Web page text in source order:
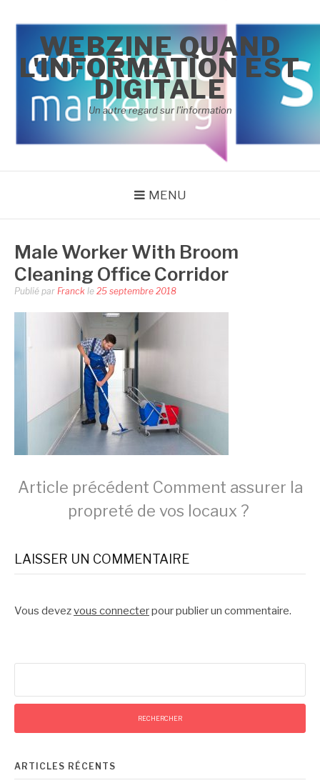
WEBZINE QUAND
L'INFORMATION EST
DIGITALE
Un autre regard sur l'information
MENU
Male Worker With Broom
Cleaning Office Corridor
Publié par Franck le 25 septembre 2018
Lire
la
suite
Article précédent Comment assurer la
propreté de vos locaux ?
LAISSER UN COMMENTAIRE
Vous devezvous connecterpour publier un commentaire.
ARTICLES RÉCENTS